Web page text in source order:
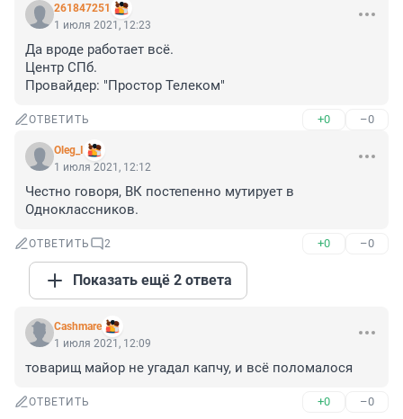
261847251
1 июля 2021, 12:23
Да вроде работает всё.
Центр СПб.
Провайдер: "Простор Телеком"
ОТВЕТИТЬ +0 –0
Oleg_I
1 июля 2021, 12:12
Честно говоря, ВК постепенно мутирует в
Одноклассников.
ОТВЕТИТЬ 2 +0 –0
Показать ещё 2 ответа
Cashmare
1 июля 2021, 12:09
товарищ майор не угадал капчу, и всё поломалося
ОТВЕТИТЬ +0 –0